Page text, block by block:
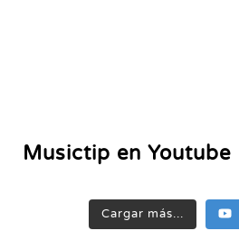
Musictip en Youtube
Cargar más...